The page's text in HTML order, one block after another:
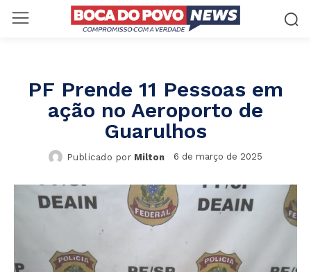
PF Prende 11 Pessoas em
ação no Aeroporto de
Guarulhos
Publicado por Milton 6 de março de 2025